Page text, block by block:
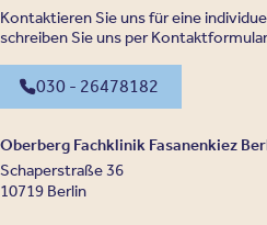
Kontaktieren Sie uns für eine
schreiben Sie uns per
030 - 26478182
Oberberg Fachklinik Fasanenkiez
Schaperstraße 36
10719 Berlin